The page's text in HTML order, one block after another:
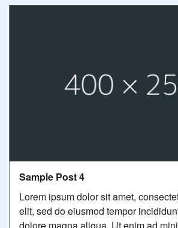
Sample Post 4
Lorem ipsum dolor sit amet,
elit, sed do eiusmod tempor